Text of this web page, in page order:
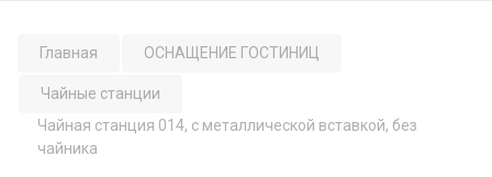
Главная ОСНАЩЕНИЕ ГОСТИНИЦ
Чайные станции
Чайная станция 014, с металлической вставкой, без
чайника